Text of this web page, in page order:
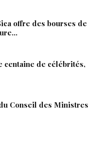
offre des bourses de
centaine de célébrités,
Conseil des Ministres